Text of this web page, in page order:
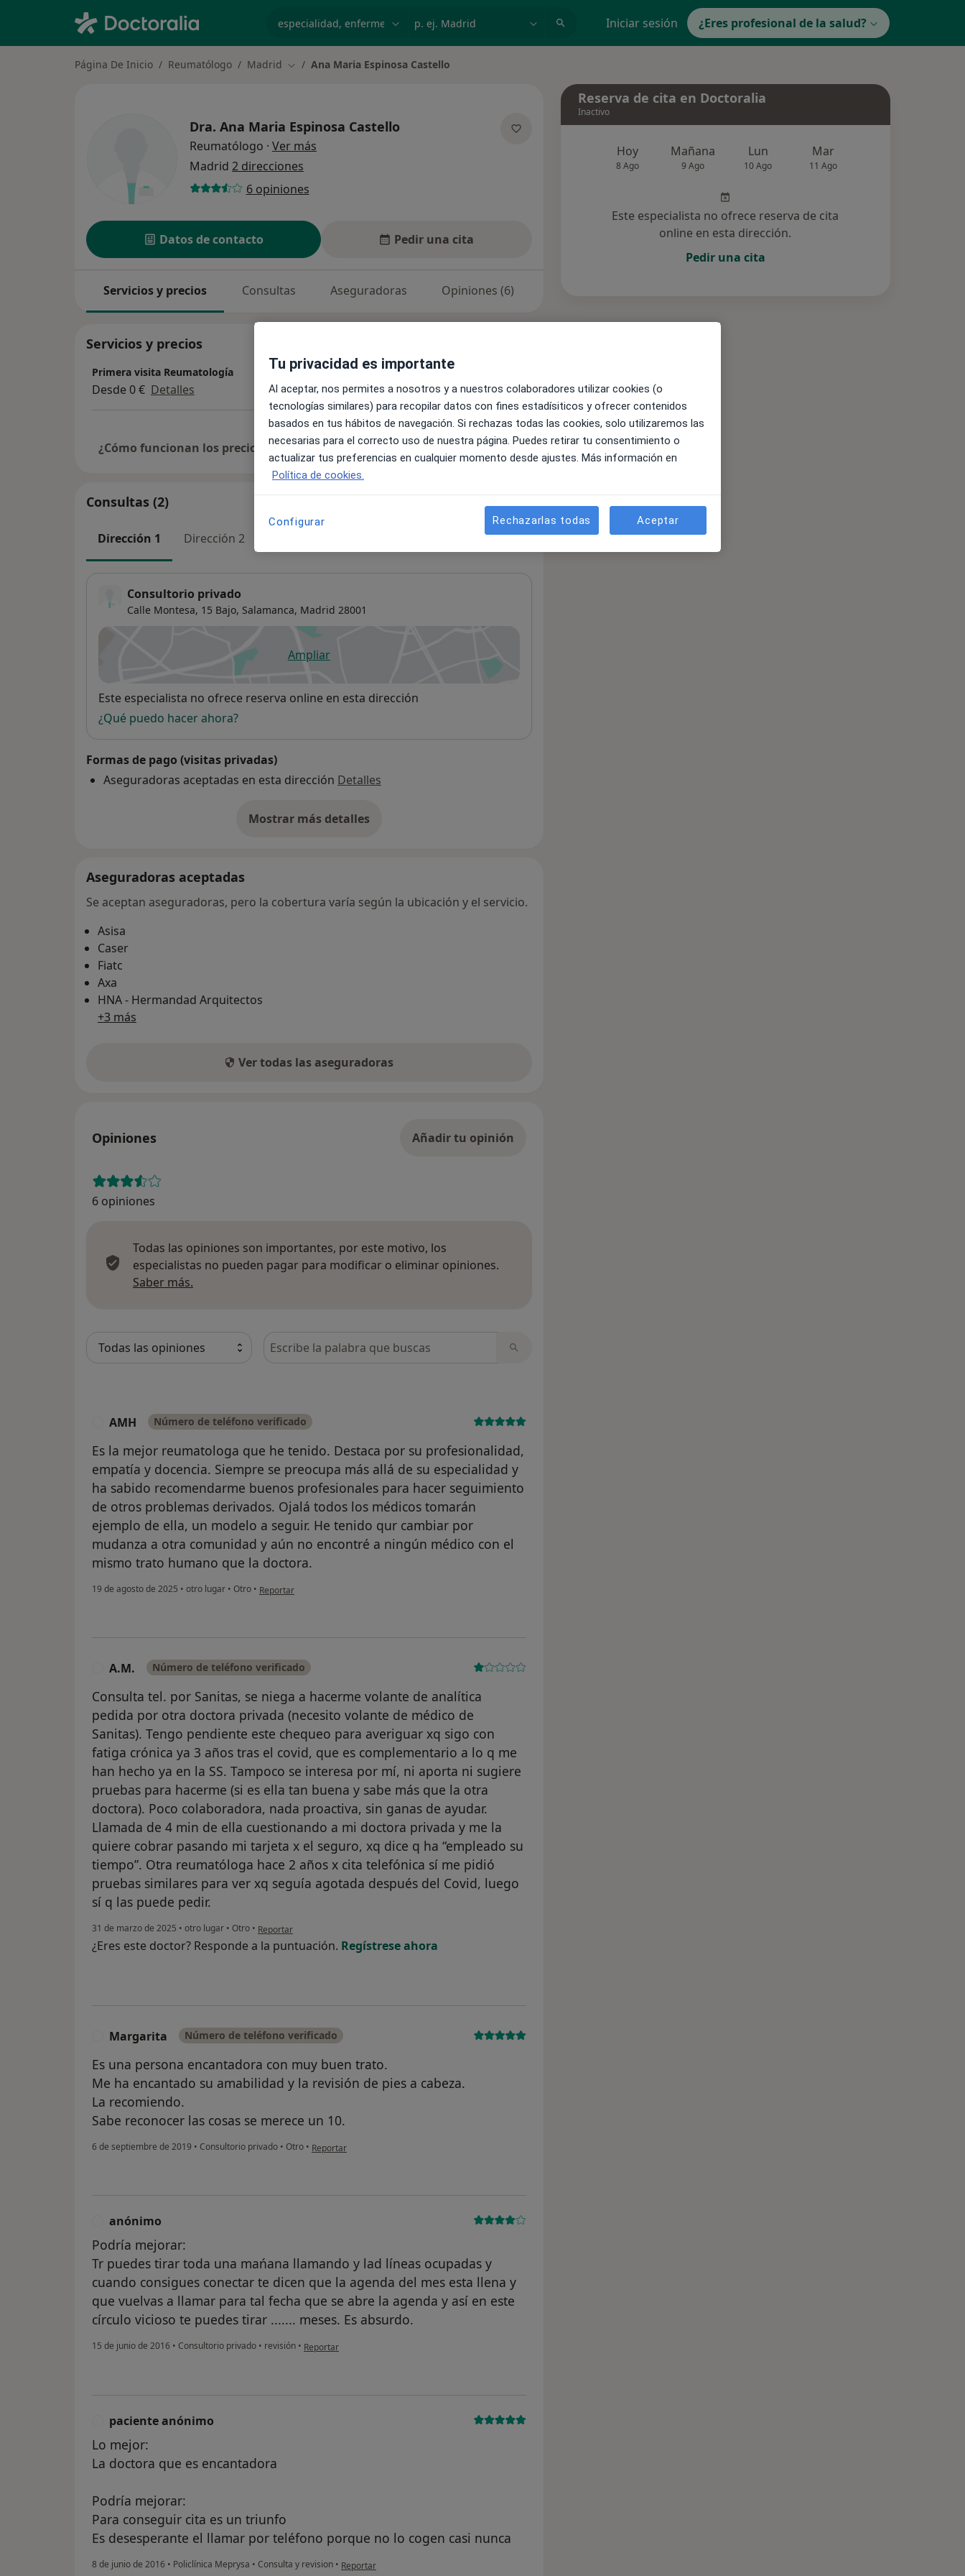
Iniciar sesión ¿Eres profesional de la salud?
Página De Inicio Reumatólogo Madrid Cambiar de ciudad
Ana Maria Espinosa Castello
Dra. Ana Maria Espinosa Castello
Reumatólogo · Ver más
Madrid 2 direcciones
6 opiniones
Datos de contacto Pedir una cita
Servicios y precios Consultas Aseguradoras Opiniones (6)
Servicios y precios
Primera visita Reumatología
Desde 0 € Detalles
¿Cómo funcionan los precios?
Consultas (2)
Dirección 1 Dirección 2
Consultorio privado
Calle Montesa, 15 Bajo, Salamanca, Madrid 28001
Ampliarse abre en una nueva pestaña
Disponibilidad
Este especialista no ofrece reserva online en esta dirección
¿Qué puedo hacer ahora?
Formas de pago (visitas privadas)
Aseguradoras aceptadas en esta dirección Detalles
Mostrar más detalles
sobre la dirección
Aseguradoras aceptadas
Se aceptan aseguradoras, pero la cobertura varía según la ubicación y el servicio.
Asisa
Caser
Fiatc
Axa
HNA - Hermandad Arquitectos
+3 más
Ver todas las aseguradoras
Opiniones Añadir tu opinión
6 opiniones
Todas las opiniones son importantes, por este motivo, los
especialistas no pueden pagar para modificar o eliminar opiniones.
Saber más.
Busca en opiniones
AMH Número de teléfono verificado
Es la mejor reumatologa que he tenido. Destaca por su profesionalidad,
empatía y docencia. Siempre se preocupa más allá de su especialidad y
ha sabido recomendarme buenos profesionales para hacer seguimiento
de otros problemas derivados. Ojalá todos los médicos tomarán
ejemplo de ella, un modelo a seguir. He tenido qur cambiar por
mudanza a otra comunidad y aún no encontré a ningún médico con el
mismo trato humano que la doctora.
19 de agosto de 2025 • otro lugar • Otro • en opinión del usuario AMH
Reportar
A.M. Número de teléfono verificado
Consulta tel. por Sanitas, se niega a hacerme volante de analítica
pedida por otra doctora privada (necesito volante de médico de
Sanitas). Tengo pendiente este chequeo para averiguar xq sigo con
fatiga crónica ya 3 años tras el covid, que es complementario a lo q me
han hecho ya en la SS. Tampoco se interesa por mí, ni aporta ni sugiere
pruebas para hacerme (si es ella tan buena y sabe más que la otra
doctora). Poco colaboradora, nada proactiva, sin ganas de ayudar.
Llamada de 4 min de ella cuestionando a mi doctora privada y me la
quiere cobrar pasando mi tarjeta x el seguro, xq dice q ha “empleado su
tiempo”. Otra reumatóloga hace 2 años x cita telefónica sí me pidió
pruebas similares para ver xq seguía agotada después del Covid, luego
sí q las puede pedir.
31 de marzo de 2025 • otro lugar • Otro • en opinión del usuario A.M.
Reportar
¿Eres este doctor? Responde a la puntuación. Regístrese ahora
Margarita Número de teléfono verificado
Es una persona encantadora con muy buen trato.
Me ha encantado su amabilidad y la revisión de pies a cabeza.
La recomiendo.
Sabe reconocer las cosas se merece un 10.
6 de septiembre de 2019 • Consultorio privado • Otro • en opinión del usuario Margarita
Reportar
anónimo
Podría mejorar:
Tr puedes tirar toda una mańana llamando y lad líneas ocupadas y
cuando consigues conectar te dicen que la agenda del mes esta llena y
que vuelvas a llamar para tal fecha que se abre la agenda y así en este
círculo vicioso te puedes tirar ....... meses. Es absurdo.
15 de junio de 2016 • Consultorio privado • revisión • en opinión del usuario anónimo
Reportar
paciente anónimo
Lo mejor:
La doctora que es encantadora
Podría mejorar:
Para conseguir cita es un triunfo
Es desesperante el llamar por teléfono porque no lo cogen casi nunca
8 de junio de 2016 • Policlínica Meprysa • Consulta y revision • en opinión del usuario paciente anónimo
Reportar
Reserva de cita en Doctoralia
Inactivo
Hoy
8 Ago
Mañana
9 Ago
Lun
10 Ago
Mar
11 Ago
Este especialista no ofrece reserva de cita
online en esta dirección.
Pedir una cita
Tu privacidad es importante
Al aceptar, nos permites a nosotros y a nuestros colaboradores utilizar cookies (o
tecnologías similares) para recopilar datos con fines estadísiticos y ofrecer contenidos
basados en tus hábitos de navegación. Si rechazas todas las cookies, solo utilizaremos las
necesarias para el correcto uso de nuestra página. Puedes retirar tu consentimiento o
actualizar tus preferencias en cualquier momento desde ajustes. Más información en
Política de cookies.
Configurar Rechazarlas todas Aceptar